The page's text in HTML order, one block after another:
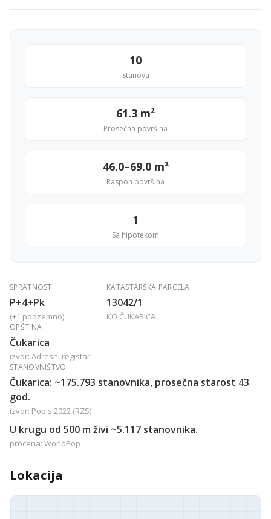
10
Stanova
61.3 m²
Prosečna površina
46.0–69.0 m²
Raspon površina
1
Sa hipotekom
SPRATNOST
P+4+Pk
(+1 podzemno)
KATASTARSKA PARCELA
13042/1
KO ČUKARICA
OPŠTINA
Čukarica
izvor: Adresni registar
STANOVNIŠTVO
Čukarica: ~175.793 stanovnika, prosečna starost 43
god.
izvor: Popis 2022 (RZS)
U krugu od 500 m živi ~5.117 stanovnika.
procena: WorldPop
Lokacija